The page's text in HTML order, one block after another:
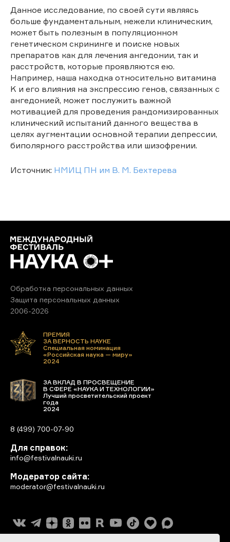
Данное исследование, по своей сути являясь
больше фундаментальным, нежели клиническим,
может быть полезным в популяционном
генетическом скрининге и поиске новых
препаратов как для лечения ангедонии, так и
расстройств, которые проявляются ею.
Например, наша находка относительно витамина
K и его влияния на экспрессию генов, связанных с
ангедонией, может послужить важной
мотивацией для проведения рандомизированных
клинический испытаний данного вещества в
целях аугментации основной терапии депрессии,
биполярного расстройства или шизофрении.
Источник: НМИЦ ПН им В. М. Бехтерева
Обработка персональных данных
Защита персональных данных
2006-2026
ПРЕМИЯ
ЗА ВЕРНОСТЬ НАУКЕ
Специальная номинация
«Российская наука — миру»
2024
ЗА ВКЛАД В ПРОСВЕЩЕНИЕ
В СФЕРЕ «НАУКА И ТЕХНОЛОГИИ»
Лучший просветительский проект
года
2024
8 (499) 700-07-90
Для справок:
info@festivalnauki.ru
Модератор сайта:
moderator@festivalnauki.ru